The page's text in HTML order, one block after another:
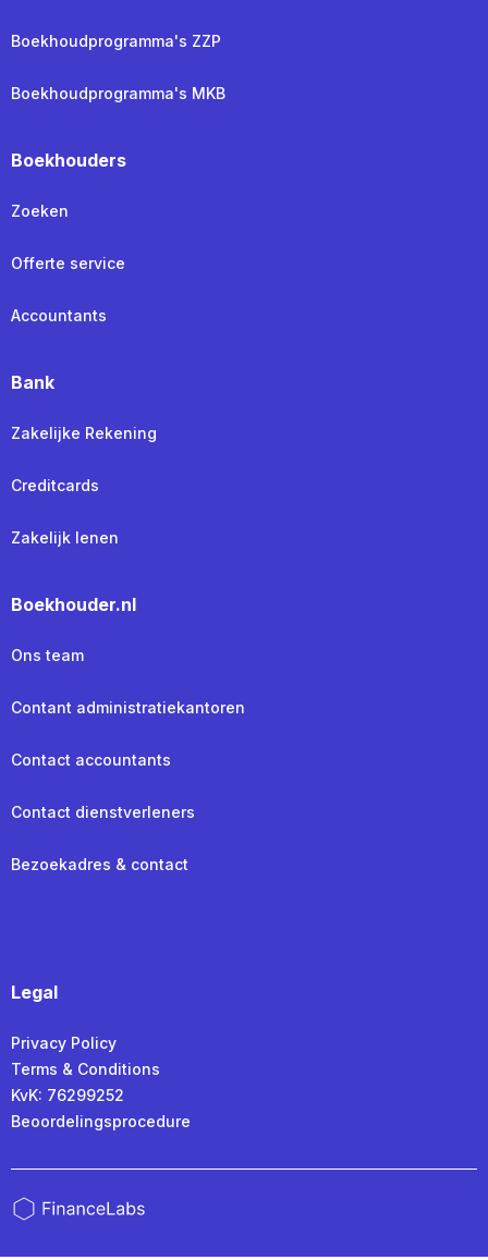
Boekhoudprogramma's ZZP
Boekhoudprogramma's MKB
Boekhouders
Zoeken
Offerte service
Accountants
Bank
Zakelijke Rekening
Creditcards
Zakelijk lenen
Boekhouder.nl
Ons team
Contant administratiekantoren
Contact accountants
Contact dienstverleners
Bezoekadres & contact
Legal
Privacy Policy
Terms & Conditions
KvK: 76299252
Beoordelingsprocedure